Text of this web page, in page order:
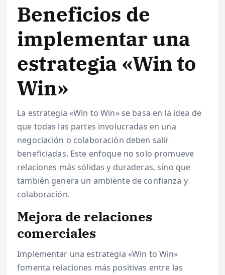
Beneficios de
implementar una
estrategia «Win to
Win»
La estrategia «Win to Win» se basa en la idea de
que todas las partes involucradas en una
negociación o colaboración deben salir
beneficiadas. Este enfoque no solo promueve
relaciones más sólidas y duraderas, sino que
también genera un ambiente de confianza y
colaboración.
Mejora de relaciones
comerciales
Implementar una estrategia «Win to Win»
fomenta relaciones más positivas entre las